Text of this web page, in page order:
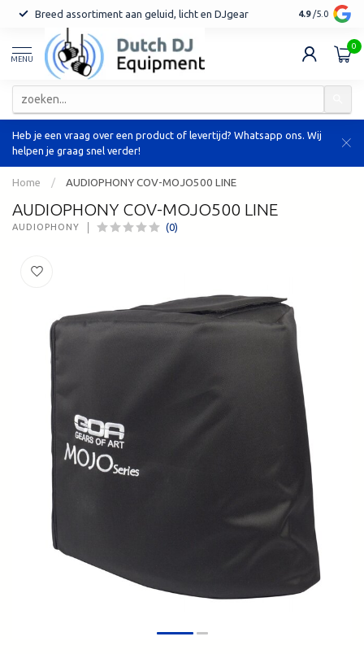
Breed assortiment aan geluid, licht en DJgear Tot 7 jaar
4.9 /5.0
MENU
0
Heb je een vraag over een product of levertijd? Whatsapp ons. Wij
helpen je graag snel verder!
Home / AUDIOPHONY COV-MOJO500 LINE
AUDIOPHONY COV-MOJO500 LINE
AUDIOPHONY (0)